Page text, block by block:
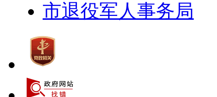
市退役军人事务局